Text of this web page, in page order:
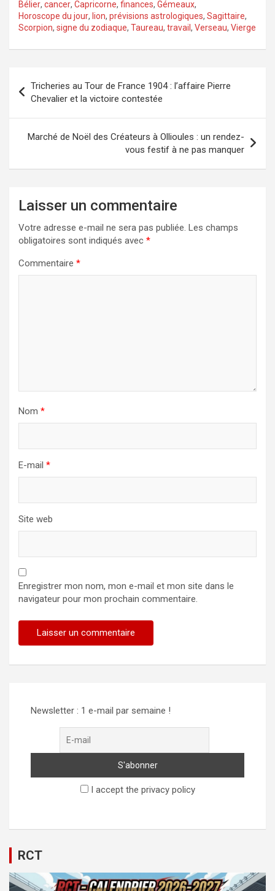
Bélier, cancer, Capricorne, finances, Gémeaux,
Horoscope du jour, lion, prévisions astrologiques, Sagittaire,
Scorpion, signe du zodiaque, Taureau, travail , Verseau, Vierge
de
l’article
Tricheries au Tour de France 1904 : l’affaire Pierre
Chevalier et la victoire contestée
Marché de Noël des Créateurs à Ollioules : un rendez-
vous festif à ne pas manquer
Laisser un commentaire
Votre adresse e-mail ne sera pas publiée. Les champs
obligatoires sont indiqués avec *
Commentaire *
Nom *
E-mail *
Site web
Enregistrer mon nom, mon e-mail et mon site dans le
navigateur pour mon prochain commentaire.
Newsletter : 1 e-mail par semaine !
I accept the privacy policy
RCT